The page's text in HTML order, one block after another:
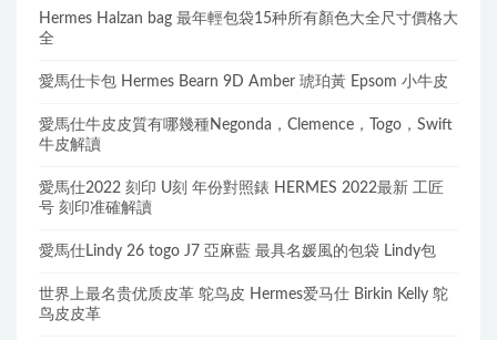
Hermes Halzan bag 最年輕包袋15种所有顏色大全尺寸價格大
全
愛馬仕卡包 Hermes Bearn 9D Amber 琥珀黃 Epsom 小牛皮
愛馬仕牛皮皮質有哪幾種Negonda，Clemence，Togo，Swift
牛皮解讀
愛馬仕2022 刻印 U刻 年份對照錶 HERMES 2022最新 工匠
号 刻印准確解讀
愛馬仕Lindy 26 togo J7 亞麻藍 最具名媛風的包袋 Lindy包
世界上最名贵优质皮革 鸵鸟皮 Hermes爱马仕 Birkin Kelly 鸵
鸟皮皮革